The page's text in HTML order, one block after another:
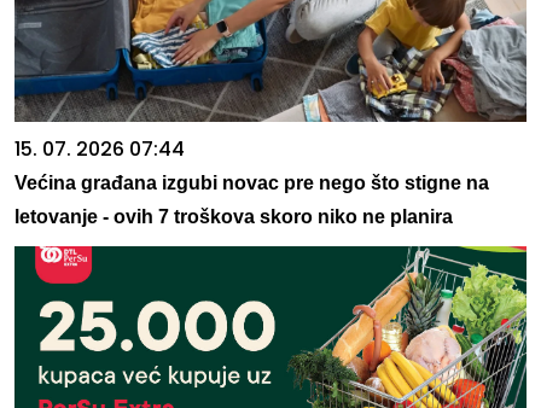
15. 07. 2026 07:44
Većina građana izgubi novac pre nego što stigne na
letovanje - ovih 7 troškova skoro niko ne planira